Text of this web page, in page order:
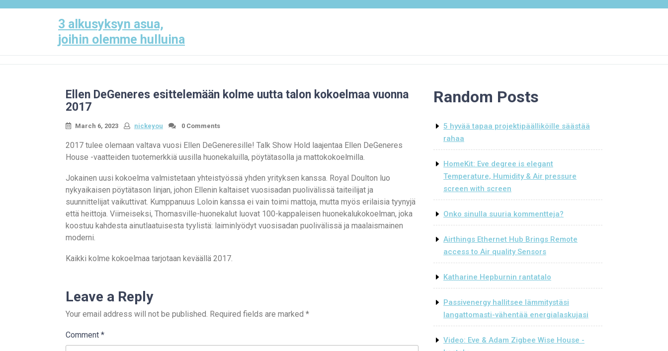
3 alkusyksyn asua,
joihin olemme hulluina
Ellen DeGeneres esittelemään kolme uutta talon kokoelmaa vuonna
2017
March 6, 2023 nickeyou 0 Comments
2017 tulee olemaan valtava vuosi Ellen DeGeneresille! Talk Show Hold laajentaa Ellen DeGeneres
House -vaatteiden tuotemerkkiä uusilla huonekaluilla, pöytätasolla ja mattokokoelmilla.
Jokainen uusi kokoelma valmistetaan yhteistyössä yhden yrityksen kanssa. Royal Doulton luo
nykyaikaisen pöytätason linjan, johon Ellenin kaltaiset vuosisadan puolivälissä taiteilijat ja
suunnittelijat vaikuttivat. Kumppanuus Loloin kanssa ei vain toimi mattoja, mutta myös erilaisia tyynyjä
että heittoja. Viimeiseksi, Thomasville-huonekalut luovat 100-kappaleisen huonekalukokoelman, joka
koostuu kahdesta ainutlaatuisesta tyylistä: laiminlyödyt vuosisadan puolivälissä ja maalaismainen
moderni.
Kaikki kolme kokoelmaa tarjotaan keväällä 2017.
Leave a Reply
Your email address will not be published. Required fields are marked *
Comment *
Random Posts
5 hyvää tapaa projektipäälliköille säästää
rahaa
HomeKit: Eve degree is elegant
Temperature, Humidity & Air pressure
screen with screen
Onko sinulla suuria kommentteja?
Airthings Ethernet Hub Brings Remote
access to Air quality Sensors
Katharine Hepburnin rantatalo
Passivenergy hallitsee lämmitystäsi
langattomasti-vähentää energialaskujasi
Video: Eve & Adam Zigbee Wise House -